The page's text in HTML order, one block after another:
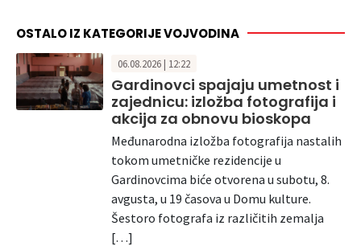
OSTALO IZ KATEGORIJE VOJVODINA
06.08.2026 | 12:22
Gardinovci spajaju umetnost i
zajednicu: izložba fotografija i
akcija za obnovu bioskopa
Međunarodna izložba fotografija nastalih
tokom umetničke rezidencije u
Gardinovcima biće otvorena u subotu, 8.
avgusta, u 19 časova u Domu kulture.
Šestoro fotografa iz različitih zemalja
[…]